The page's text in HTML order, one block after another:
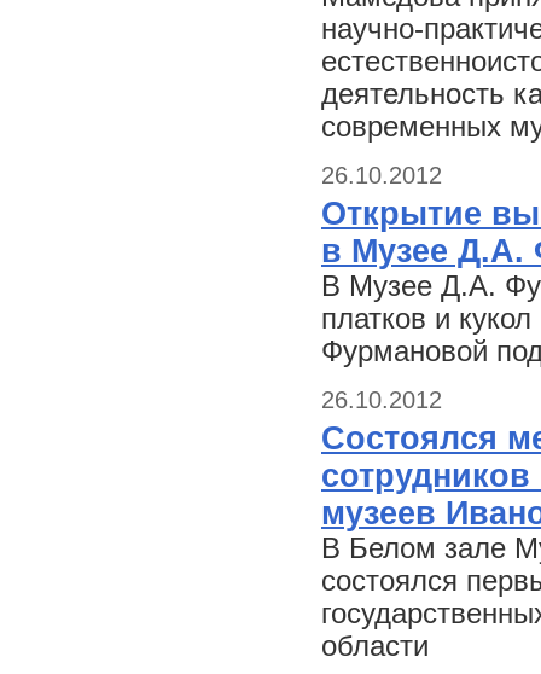
научно-
деятельность
современных
26.10.2012
Открытие
в Музее Д.А.
В Музее Д.А.
платков и
Фурмановой
26.10.2012
Состоялся
музеев
В Белом зале
состоялся
области